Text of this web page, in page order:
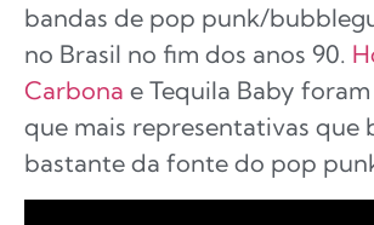
bandas de pop punk/
no Brasil no fim dos anos 90.
Carbona e Tequila Baby
que mais representativas que
bastante da fonte do pop